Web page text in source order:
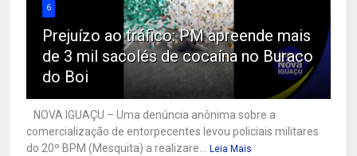
6
Prejuízo ao tráfico: PM apreende mais
de 3 mil sacolés de cocaína no Buraco
do Boi
NOVA IGUAÇU – Uma denúncia anônima sobre a
comercialização de entorpecentes levou policiais militares
do 20º BPM (Mesquita) a realizare...
Leia Mais